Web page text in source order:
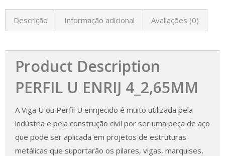
Descrição Informação adicional Avaliações (0)
Product Description
PERFIL U ENRIJ 4_2,65MM
A Viga U ou Perfil U enrijecido é muito utilizada pela
indústria e pela construção civil por ser uma peça de aço
que pode ser aplicada em projetos de estruturas
metálicas que suportarão os pilares, vigas, marquises,